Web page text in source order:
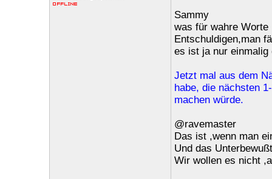
Sammy
was für wahre
Entschuldigen,man
es ist ja nur einmalig
Jetzt mal aus dem
habe, die nächsten
machen würde.
@ravemaster
Das ist ,wenn man
Und das
Wir wollen es nicht